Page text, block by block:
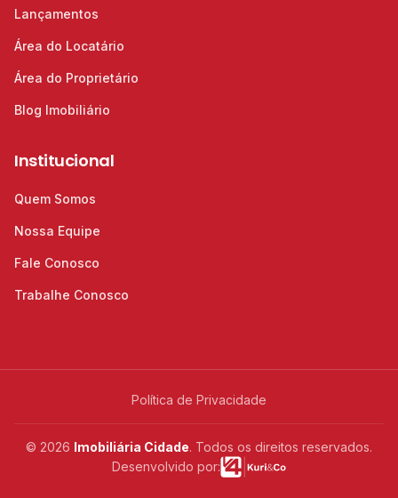
Lançamentos
Área do Locatário
Área do Proprietário
Blog Imobiliário
Institucional
Quem Somos
Nossa Equipe
Fale Conosco
Trabalhe Conosco
Política de Privacidade
© 2026 Imobiliária Cidade. Todos os direitos reservados.
Desenvolvido por: